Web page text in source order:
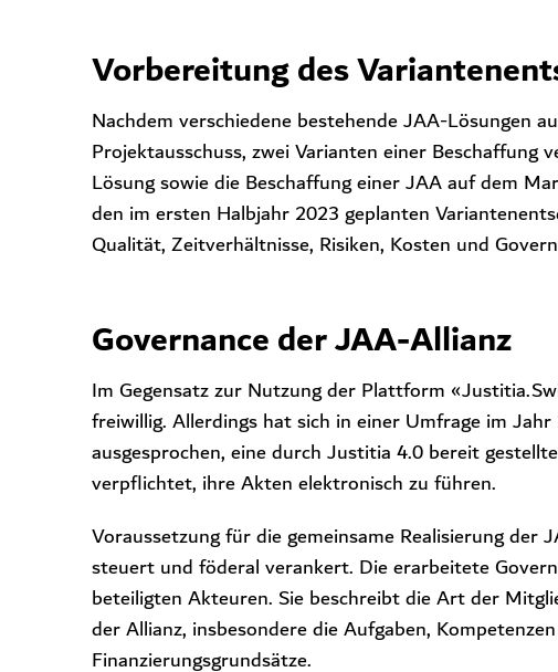
Vorbereitung des
Nachdem verschiedene bestehende JAA-Lösungen
Projektausschuss, zwei Varianten einer
Lösung sowie die Beschaffung einer JAA auf dem
den im ersten Halbjahr 2023 geplanten
Qualität, Zeitverhältnisse, Risiken, Kosten und
Governance der JAA-Allianz
Im Gegensatz zur Nutzung der Plattform
freiwillig. Allerdings hat sich in einer Umfrage im
ausgesprochen, eine durch Justitia 4.0 bereit
verpflichtet, ihre Akten elektronisch zu führen.
Voraussetzung für die gemeinsame Realisierung
steuert und föderal verankert. Die erarbeitete
beteiligten Akteuren. Sie beschreibt die Art der
der Allianz, insbesondere die Aufgaben,
Finanzierungsgrundsätze.